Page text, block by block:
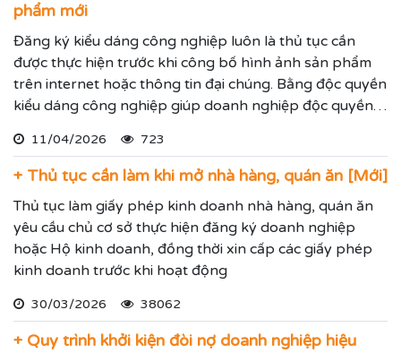
phẩm mới
Đăng ký kiểu dáng công nghiệp luôn là thủ tục cần
được thực hiện trước khi công bố hình ảnh sản phẩm
trên internet hoặc thông tin đại chúng. Bằng độc quyền
kiểu dáng công nghiệp giúp doanh nghiệp độc quyền
hạn đến 15 năm.
11/04/2026 723
+ Thủ tục cần làm khi mở nhà hàng, quán ăn [Mới]
Thủ tục làm giấy phép kinh doanh nhà hàng, quán ăn
yêu cầu chủ cơ sở thực hiện đăng ký doanh nghiệp
hoặc Hộ kinh doanh, đồng thời xin cấp các giấy phép
kinh doanh trước khi hoạt động
30/03/2026 38062
+ Quy trình khởi kiện đòi nợ doanh nghiệp hiệu